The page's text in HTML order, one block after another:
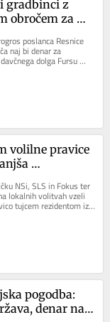
gradbinci z
obročem za
poslanca Resnice
naj bi denar za
dolga Fursu
gradbincev CGP in
volilne pravice
NSi, SLS in Fokus ter
lokalnih volitvah vzeli
tujcem rezidentom iz
Predlagajo, da bi...
pogodba:
denar naj